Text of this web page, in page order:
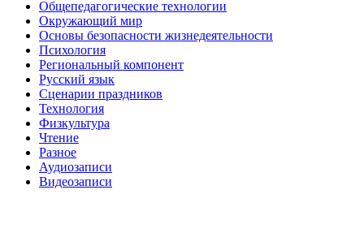
Общепедагогические технологии
Окружающий мир
Основы безопасности жизнедеятельности
Психология
Региональный компонент
Русский язык
Сценарии праздников
Технология
Физкультура
Чтение
Разное
Аудиозаписи
Видеозаписи